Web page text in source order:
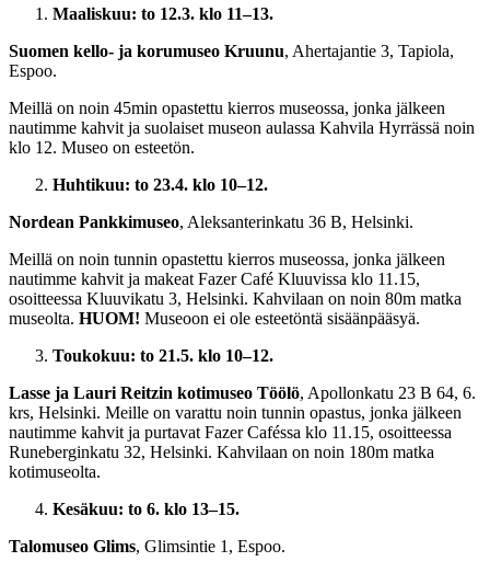
Maaliskuu: to 12.3. klo 11–13.
Suomen kello- ja korumuseo Kruunu, Ahertajantie 3, Tapiola,
Espoo.
Meillä on noin 45min opastettu kierros museossa, jonka jälkeen
nautimme kahvit ja suolaiset museon aulassa Kahvila Hyrrässä noin
klo 12. Museo on esteetön.
Huhtikuu: to 23.4. klo 10–12.
Nordean Pankkimuseo, Aleksanterinkatu 36 B, Helsinki.
Meillä on noin tunnin opastettu kierros museossa, jonka jälkeen
nautimme kahvit ja makeat Fazer Café Kluuvissa klo 11.15,
osoitteessa Kluuvikatu 3, Helsinki. Kahvilaan on noin 80m matka
museolta. HUOM! Museoon ei ole esteetöntä sisäänpääsyä.
Toukokuu: to 21.5. klo 10–12.
Lasse ja Lauri Reitzin kotimuseo Töölö, Apollonkatu 23 B 64, 6.
krs, Helsinki. Meille on varattu noin tunnin opastus, jonka jälkeen
nautimme kahvit ja purtavat Fazer Caféssa klo 11.15, osoitteessa
Runeberginkatu 32, Helsinki. Kahvilaan on noin 180m matka
kotimuseolta.
Kesäkuu: to 6. klo 13–15.
Talomuseo Glims, Glimsintie 1, Espoo.